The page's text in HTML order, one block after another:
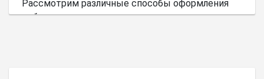
Рассмотрим различные способы оформления
небольшого пространства.